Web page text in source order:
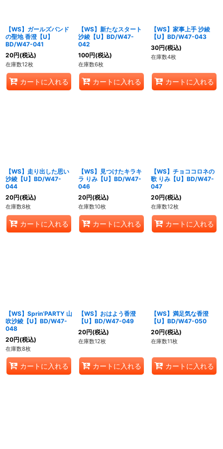
【WS】ガールズバンド
の聖地 香澄【U】
BD/W47-041
20円(税込)
在庫数12枚
カートに入れる
【WS】新たなスタート
沙綾【U】BD/W47-
042
100円(税込)
在庫数6枚
カートに入れる
【WS】家事上手 沙綾
【U】BD/W47-043
30円(税込)
在庫数4枚
カートに入れる
【WS】走り出した思い
沙綾【U】BD/W47-
044
20円(税込)
在庫数8枚
カートに入れる
【WS】見つけたキラキ
ラ りみ【U】BD/W47-
046
20円(税込)
在庫数10枚
カートに入れる
【WS】チョココロネの
歌 りみ【U】BD/W47-
047
20円(税込)
在庫数12枚
カートに入れる
【WS】Sprin’PARTY 山
吹沙綾【U】BD/W47-
048
20円(税込)
在庫数8枚
カートに入れる
【WS】おはよう香澄
【U】BD/W47-049
20円(税込)
在庫数12枚
カートに入れる
【WS】満足気な香澄
【U】BD/W47-050
20円(税込)
在庫数11枚
カートに入れる